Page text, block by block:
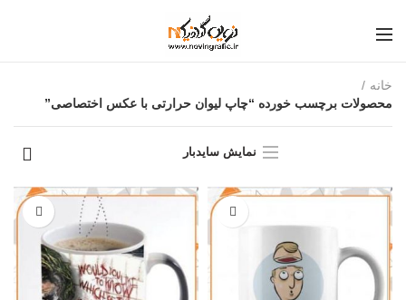
خانه
محصولات برچسب خورده “چاپ لیوان حرارتی با عکس اختصاصی”
نمایش سایدبار